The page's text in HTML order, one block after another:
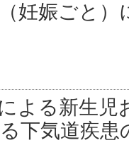
妊娠ごと
よる新生
下気道疾患